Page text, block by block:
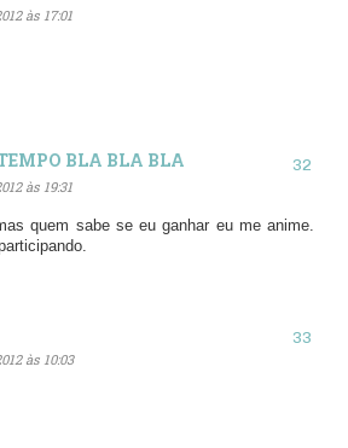
às 17:01
BLA BLA BLA
às 19:31
quem sabe se eu ganhar eu me anime.
às 10:03